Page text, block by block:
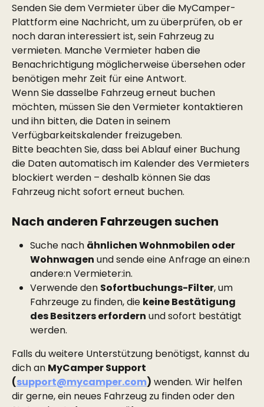
Senden Sie dem Vermieter über die MyCamper-
Plattform eine Nachricht, um zu überprüfen, ob er
noch daran interessiert ist, sein Fahrzeug zu
vermieten. Manche Vermieter haben die
Benachrichtigung möglicherweise übersehen oder
benötigen mehr Zeit für eine Antwort.
Wenn Sie dasselbe Fahrzeug erneut buchen
möchten, müssen Sie den Vermieter kontaktieren
und ihn bitten, die Daten in seinem
Verfügbarkeitskalender freizugeben.
Bitte beachten Sie, dass bei Ablauf einer Buchung
die Daten automatisch im Kalender des Vermieters
blockiert werden – deshalb können Sie das
Fahrzeug nicht sofort erneut buchen.
Nach anderen Fahrzeugen suchen
Suche nach ähnlichen Wohnmobilen oder
Wohnwagen und sende eine Anfrage an eine:n
andere:n Vermieter:in.
Verwende den Sofortbuchungs-Filter, um
Fahrzeuge zu finden, die keine Bestätigung
des Besitzers erfordern und sofort bestätigt
werden.
Falls du weitere Unterstützung benötigst, kannst du
dich an MyCamper Support
(support@mycamper.com) wenden. Wir helfen
dir gerne, ein neues Fahrzeug zu finden oder den